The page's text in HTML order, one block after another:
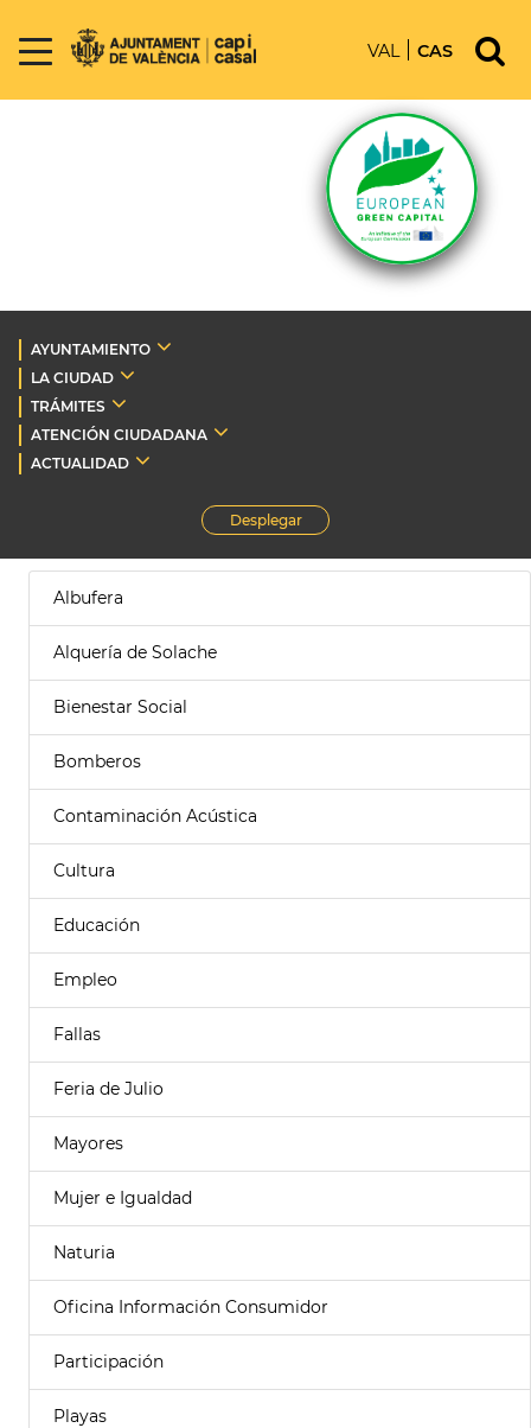
VAL CAS
AYUNTAMIENTO
LA CIUDAD
TRÁMITES
ATENCIÓN CIUDADANA
ACTUALIDAD
Desplegar
Albufera
Alquería de Solache
Bienestar Social
Bomberos
Contaminación Acústica
Cultura
Educación
Empleo
Fallas
Feria de Julio
Mayores
Mujer e Igualdad
Naturia
Oficina Información Consumidor
Participación
Playas